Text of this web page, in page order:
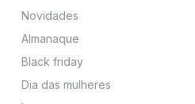
Novidades
Almanaque
Black friday
Dia das mulheres